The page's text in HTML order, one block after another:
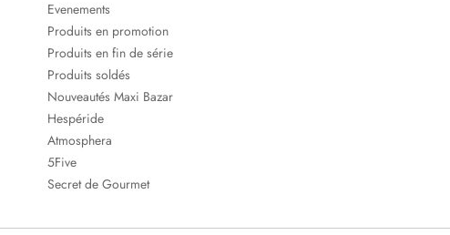
Evenements
Produits en promotion
Produits en fin de série
Produits soldés
Nouveautés Maxi Bazar
Hespéride
Atmosphera
5Five
Secret de Gourmet